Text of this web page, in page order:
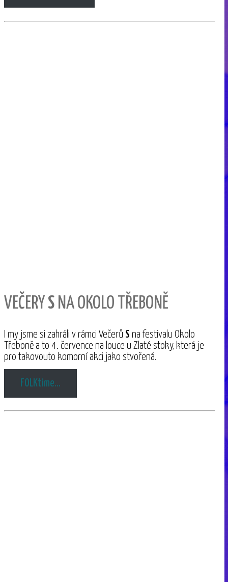
VEČERY S NA OKOLO TŘEBONĚ
I my jsme si zahráli v rámci Večerů S na festivalu Okolo
Třeboně a to 4. července na louce u Zlaté stoky, která je
pro takovouto komorní akci jako stvořená.
FOLKtime…